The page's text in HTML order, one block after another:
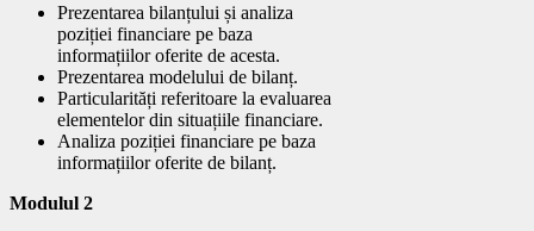
Prezentarea bilanțului și analiza
poziției financiare pe baza
informațiilor oferite de acesta.
Prezentarea modelului de bilanț.
Particularități referitoare la evaluarea
elementelor din situațiile financiare.
Analiza poziției financiare pe baza
informațiilor oferite de bilanț.
Modulul 2